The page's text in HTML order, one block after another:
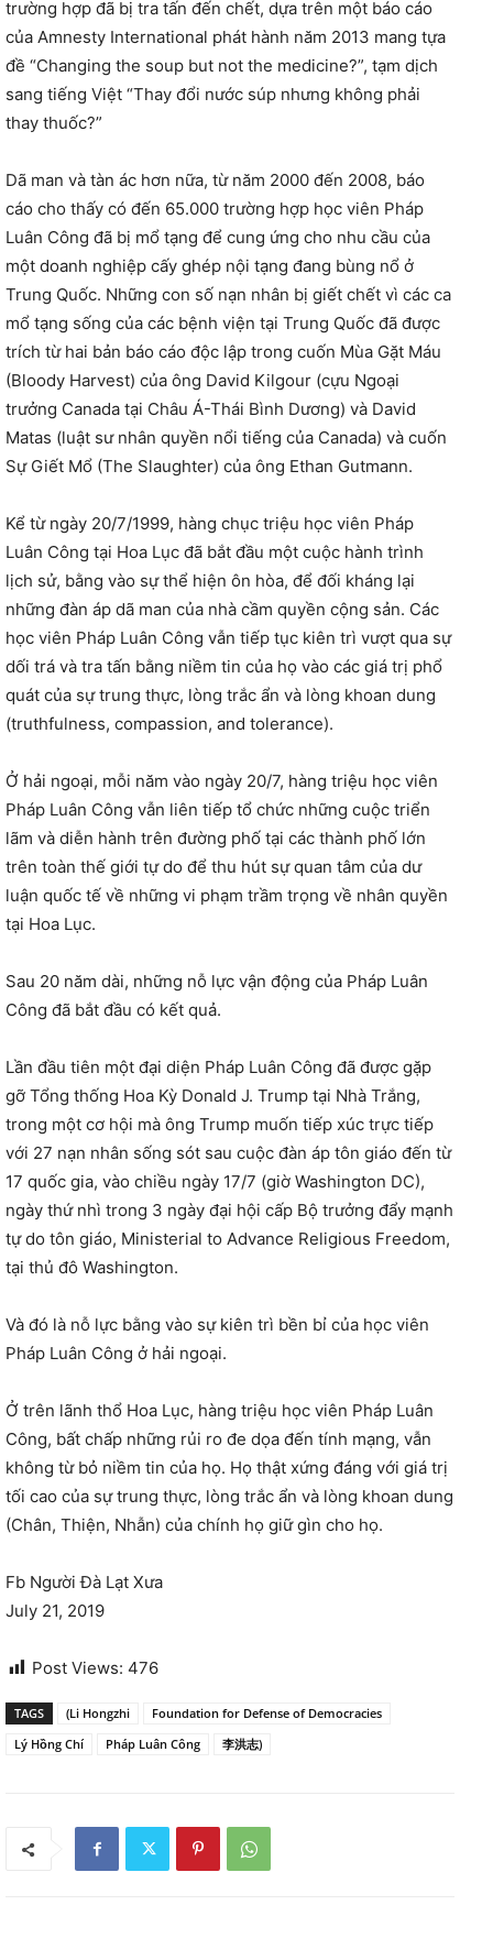
trường hợp đã bị tra tấn đến chết, dựa trên một báo cáo
của Amnesty International phát hành năm 2013 mang tựa
đề “Changing the soup but not the medicine?”, tạm dịch
sang tiếng Việt “Thay đổi nước súp nhưng không phải
thay thuốc?”
Dã man và tàn ác hơn nữa, từ năm 2000 đến 2008, báo
cáo cho thấy có đến 65.000 trường hợp học viên Pháp
Luân Công đã bị mổ tạng để cung ứng cho nhu cầu của
một doanh nghiệp cấy ghép nội tạng đang bùng nổ ở
Trung Quốc. Những con số nạn nhân bị giết chết vì các ca
mổ tạng sống của các bệnh viện tại Trung Quốc đã được
trích từ hai bản báo cáo độc lập trong cuốn Mùa Gặt Máu
(Bloody Harvest) của ông David Kilgour (cựu Ngoại
trưởng Canada tại Châu Á-Thái Bình Dương) và David
Matas (luật sư nhân quyền nổi tiếng của Canada) và cuốn
Sự Giết Mổ (The Slaughter) của ông Ethan Gutmann.
Kể từ ngày 20/7/1999, hàng chục triệu học viên Pháp
Luân Công tại Hoa Lục đã bắt đầu một cuộc hành trình
lịch sử, bằng vào sự thể hiện ôn hòa, để đối kháng lại
những đàn áp dã man của nhà cầm quyền cộng sản. Các
học viên Pháp Luân Công vẫn tiếp tục kiên trì vượt qua sự
dối trá và tra tấn bằng niềm tin của họ vào các giá trị phổ
quát của sự trung thực, lòng trắc ẩn và lòng khoan dung
(truthfulness, compassion, and tolerance).
Ở hải ngoại, mỗi năm vào ngày 20/7, hàng triệu học viên
Pháp Luân Công vẫn liên tiếp tổ chức những cuộc triển
lãm và diễn hành trên đường phố tại các thành phố lớn
trên toàn thế giới tự do để thu hút sự quan tâm của dư
luận quốc tế về những vi phạm trầm trọng về nhân quyền
tại Hoa Lục.
Sau 20 năm dài, những nỗ lực vận động của Pháp Luân
Công đã bắt đầu có kết quả.
Lần đầu tiên một đại diện Pháp Luân Công đã được gặp
gỡ Tổng thống Hoa Kỳ Donald J. Trump tại Nhà Trắng,
trong một cơ hội mà ông Trump muốn tiếp xúc trực tiếp
với 27 nạn nhân sống sót sau cuộc đàn áp tôn giáo đến từ
17 quốc gia, vào chiều ngày 17/7 (giờ Washington DC),
ngày thứ nhì trong 3 ngày đại hội cấp Bộ trưởng đẩy mạnh
tự do tôn giáo, Ministerial to Advance Religious Freedom,
tại thủ đô Washington.
Và đó là nỗ lực bằng vào sự kiên trì bền bỉ của học viên
Pháp Luân Công ở hải ngoại.
Ở trên lãnh thổ Hoa Lục, hàng triệu học viên Pháp Luân
Công, bất chấp những rủi ro đe dọa đến tính mạng, vẫn
không từ bỏ niềm tin của họ. Họ thật xứng đáng với giá trị
tối cao của sự trung thực, lòng trắc ẩn và lòng khoan dung
(Chân, Thiện, Nhẫn) của chính họ giữ gìn cho họ.
Fb Người Đà Lạt Xưa
July 21, 2019
Post Views: 476
TAGS (Li Hongzhi
Foundation for Defense of Democracies
Lý Hồng Chí
Pháp Luân Công 李洪志)